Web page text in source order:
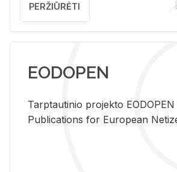
PERŽIŪRĖTI
EODOPEN
Tarp­tau­ti­nio pro­jek­to
Pub­li­ca­tions for Eu­ro­pe­an